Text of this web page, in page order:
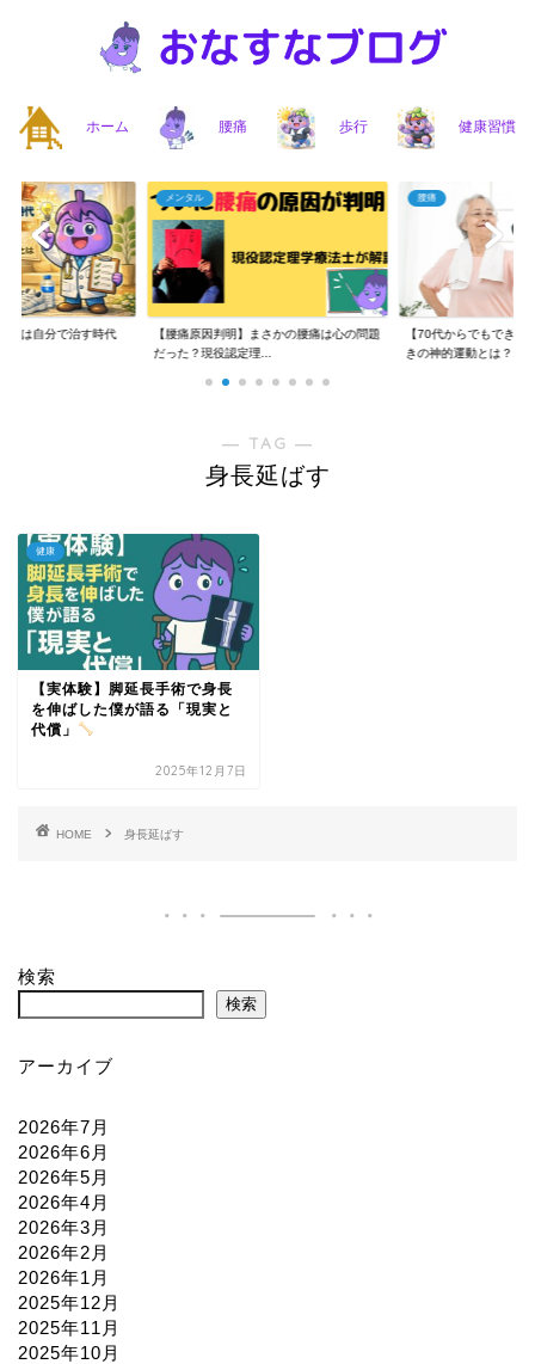
ホーム 腰痛 歩行 健康習慣
痛は自分で治す時代
メンタル
【腰痛原因判明】まさかの腰痛は心の問題
だった？現役認定理...
腰痛
【70代からでもできる
きの神的運動とは？...
― TAG ―
身長延ばす
健康
【実体験】脚延長手術で身長
を伸ばした僕が語る「現実と
代償」
2025年12月7日
HOME 身長延ばす
検索
検索
アーカイブ
2026年7月
2026年6月
2026年5月
2026年4月
2026年3月
2026年2月
2026年1月
2025年12月
2025年11月
2025年10月